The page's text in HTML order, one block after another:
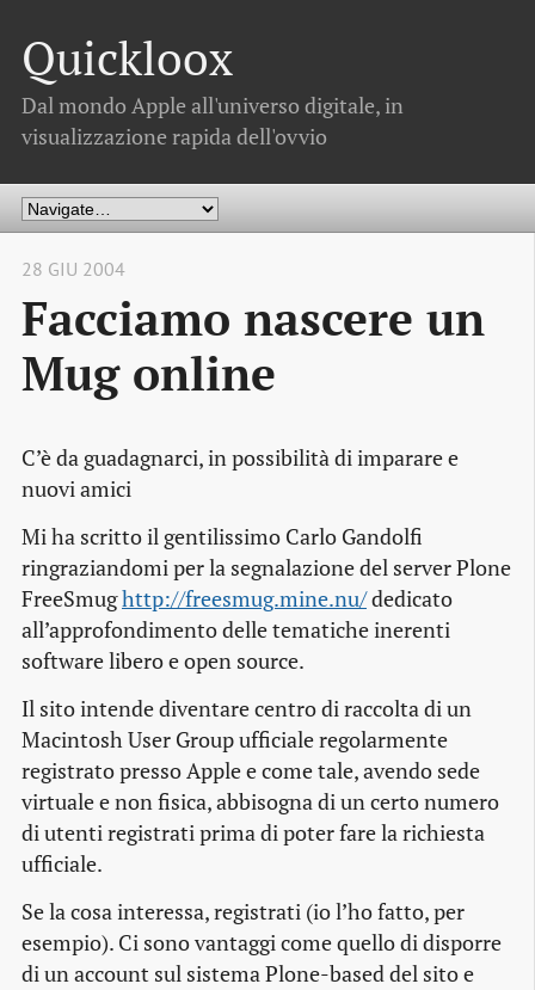
Quickloox
Dal mondo Apple all'universo digitale, in
visualizzazione rapida dell'ovvio
28 GIU 2004
Facciamo nascere un
Mug online
C’è da guadagnarci, in possibilità di imparare e
nuovi amici
Mi ha scritto il gentilissimo Carlo Gandolfi
ringraziandomi per la segnalazione del server Plone
FreeSmughttp://freesmug.mine.nu/dedicato
all’approfondimento delle tematiche inerenti
software libero e open source.
Il sito intende diventare centro di raccolta di un
Macintosh User Group ufficiale regolarmente
registrato presso Apple e come tale, avendo sede
virtuale e non fisica, abbisogna di un certo numero
di utenti registrati prima di poter fare la richiesta
ufficiale.
Se la cosa interessa, registrati (io l’ho fatto, per
esempio). Ci sono vantaggi come quello di disporre
di un account sul sistema Plone-based del sito e